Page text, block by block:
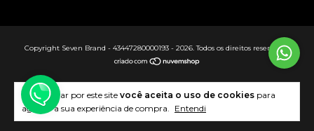
Ao navegar por este site você aceita o uso de cookies para
agilizar a sua experiência de compra. Entendi
Copyright Seven Brand - 43447280000193 - 2026. Todos os direitos reservados.